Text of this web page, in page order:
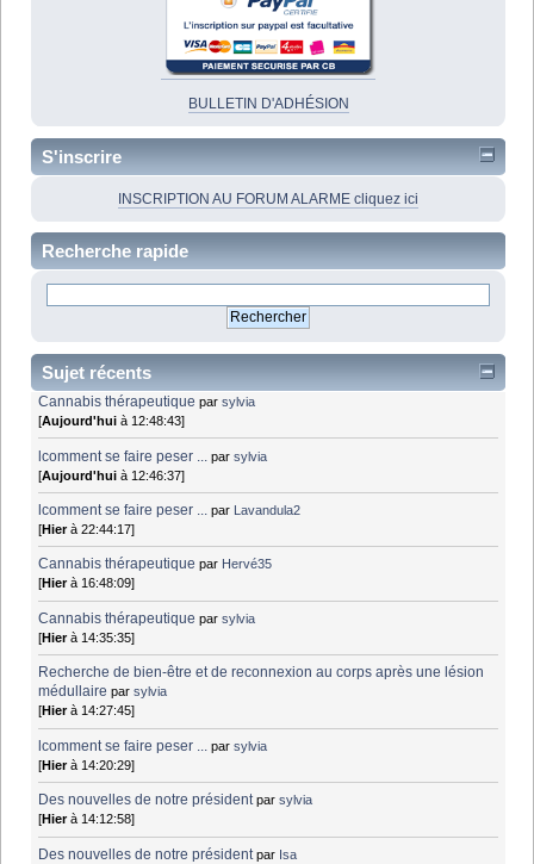
BULLETIN D'ADHÉSION
S'inscrire
INSCRIPTION AU FORUM ALARME cliquez ici
Recherche rapide
Sujet récents
Cannabis thérapeutique parsylvia
[Aujourd'hui à 12:48:43]
lcomment se faire peser ... parsylvia
[Aujourd'hui à 12:46:37]
lcomment se faire peser ... par Lavandula2
[Hierà 22:44:17]
Cannabis thérapeutique par Hervé35
[Hierà 16:48:09]
Cannabis thérapeutique parsylvia
[Hierà 14:35:35]
Recherche de bien-être et de reconnexion au corps après une lésion
médullaire parsylvia
[Hierà 14:27:45]
lcomment se faire peser ... parsylvia
[Hierà 14:20:29]
Des nouvelles de notre président parsylvia
[Hierà 14:12:58]
Des nouvelles de notre président par Isa